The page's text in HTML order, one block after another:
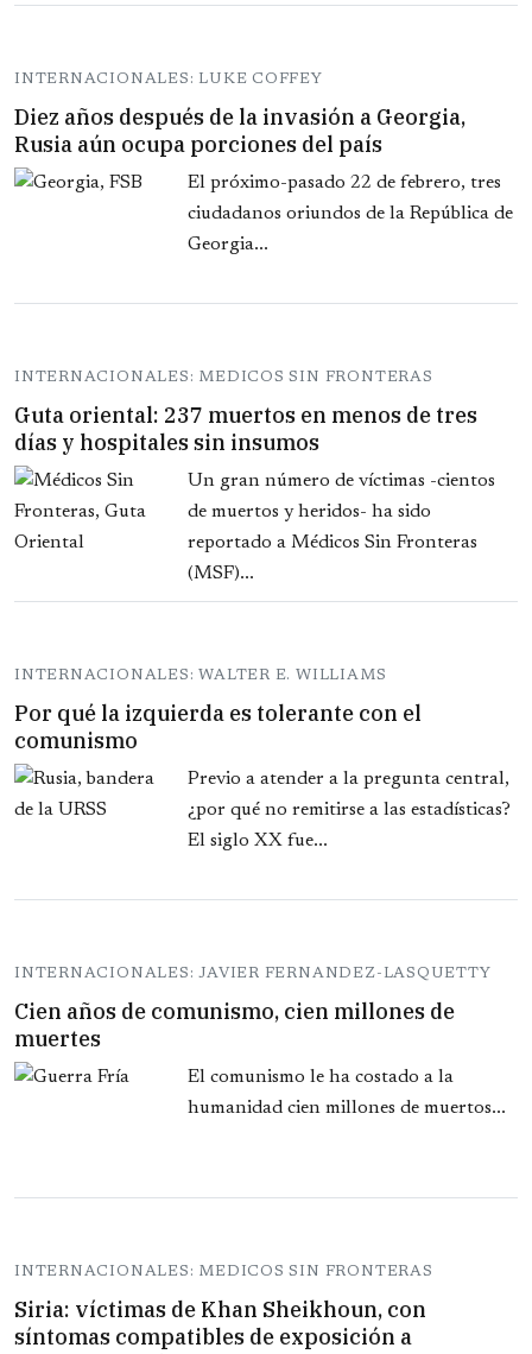
INTERNACIONALES: LUKE COFFEY
Diez años después de la invasión a Georgia,
Rusia aún ocupa porciones del país
El próximo-pasado 22 de febrero, tres
ciudadanos oriundos de la República de
Georgia...
INTERNACIONALES: MEDICOS SIN FRONTERAS
Guta oriental: 237 muertos en menos de tres
días y hospitales sin insumos
Un gran número de víctimas -cientos
de muertos y heridos- ha sido
reportado a Médicos Sin Fronteras
(MSF)...
INTERNACIONALES: WALTER E. WILLIAMS
Por qué la izquierda es tolerante con el
comunismo
Previo a atender a la pregunta central,
¿por qué no remitirse a las estadísticas?
El siglo XX fue...
INTERNACIONALES: JAVIER FERNANDEZ-LASQUETTY
Cien años de comunismo, cien millones de
muertes
El comunismo le ha costado a la
humanidad cien millones de muertos...
INTERNACIONALES: MEDICOS SIN FRONTERAS
Siria: víctimas de Khan Sheikhoun, con
síntomas compatibles de exposición a